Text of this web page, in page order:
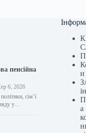
пенсійна
6, 2026
сім’ї
у
Документ
и
а